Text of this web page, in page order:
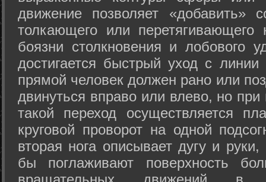
движение позволяет «добавить»
толкающего или перетягивающего
боязни столкновения и лобового
достигается быстрый уход с
прямой человек должен рано или
двинуться вправо или влево, но
такой переход осуществляется
круговой проворот на одной
вторая нога описывает дугу и
бы поглаживают поверхность